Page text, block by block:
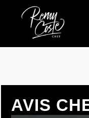
AVIS